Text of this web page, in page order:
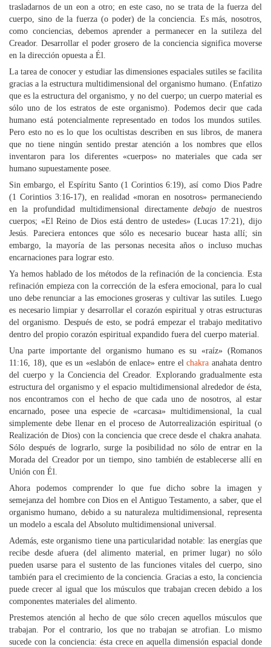
trasladarnos de un eon a otro; en este caso, no se trata de la fuerza del
cuerpo, sino de la fuerza (o poder) de la conciencia. Es más, nosotros,
como conciencias, debemos aprender a permanecer en la sutileza del
Creador. Desarrollar el poder grosero de la conciencia significa moverse
en la dirección opuesta a Él.
La tarea de conocer y estudiar las dimensiones espaciales sutiles se facilita
gracias a la estructura multidimensional del organismo humano. (Enfatizo
que es la estructura del organismo, y no del cuerpo; un cuerpo material es
sólo uno de los estratos de este organismo). Podemos decir que cada
humano está potencialmente representado en todos los mundos sutiles.
Pero esto no es lo que los ocultistas describen en sus libros, de manera
que no tiene ningún sentido prestar atención a los nombres que ellos
inventaron para los diferentes «cuerpos» no materiales que cada ser
humano supuestamente posee.
Sin embargo, el Espíritu Santo (1 Corintios 6:19), así como Dios Padre
(1 Corintios 3:16-17), en realidad «moran en nosotros» permaneciendo
en la profundidad multidimensional directamentedebajo de nuestros
cuerpos; «El Reino de Dios está dentro de ustedes» (Lucas 17:21), dijo
Jesús. Pareciera entonces que sólo es necesario bucear hasta allí; sin
embargo, la mayoría de las personas necesita años o incluso muchas
encarnaciones para lograr esto.
Ya hemos hablado de los métodos de la refinación de la conciencia. Esta
refinación empieza con la corrección de la esfera emocional, para lo cual
uno debe renunciar a las emociones groseras y cultivar las sutiles. Luego
es necesario limpiar y desarrollar el corazón espiritual y otras estructuras
del organismo. Después de esto, se podrá empezar el trabajo meditativo
dentro del propio corazón espiritual expandido fuera del cuerpo material.
Una parte importante del organismo humano es su «raíz» (Romanos
11:16, 18), que es un «eslabón de enlace» entre elchakra anahata dentro
del cuerpo y la Conciencia del Creador. Explorando gradualmente esta
estructura del organismo y el espacio multidimensional alrededor de ésta,
nos encontramos con el hecho de que cada uno de nosotros, al estar
encarnado, posee una especie de «carcasa» multidimensional, la cual
simplemente debe llenar en el proceso de Autorrealización espiritual (o
Realización de Dios) con la conciencia que crece desde el chakra anahata.
Sólo después de lograrlo, surge la posibilidad no sólo de entrar en la
Morada del Creador por un tiempo, sino también de establecerse allí en
Unión con Él.
Ahora podemos comprender lo que fue dicho sobre la imagen y
semejanza del hombre con Dios en el Antiguo Testamento, a saber, que el
organismo humano, debido a su naturaleza multidimensional, representa
un modelo a escala del Absoluto multidimensional universal.
Además, este organismo tiene una particularidad notable: las energías que
recibe desde afuera (del alimento material, en primer lugar) no sólo
pueden usarse para el sustento de las funciones vitales del cuerpo, sino
también para el crecimiento de la conciencia. Gracias a esto, la conciencia
puede crecer al igual que los músculos que trabajan crecen debido a los
componentes materiales del alimento.
Prestemos atención al hecho de que sólo crecen aquellos músculos que
trabajan. Por el contrario, los que no trabajan se atrofian. Lo mismo
sucede con la conciencia: ésta crece en aquella dimensión espacial donde